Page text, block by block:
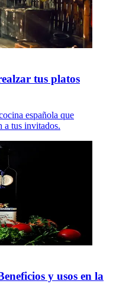
tus platos
española que
a tus invitados.
y usos en la